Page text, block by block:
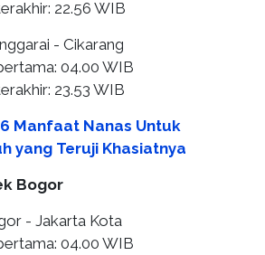
22.56 WIB
- Cikarang
04.00 WIB
23.53 WIB
Manfaat Nanas Untuk
yang Teruji Khasiatnya
Bogor
- Jakarta Kota
04.00 WIB